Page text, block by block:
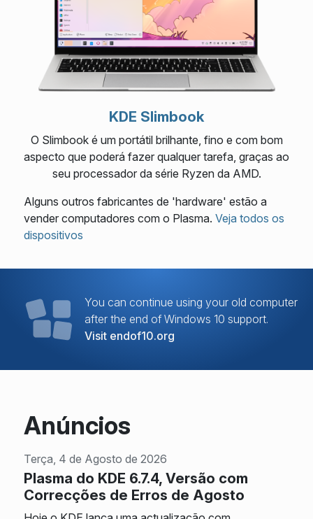
KDE Slimbook
O Slimbook é um portátil brilhante, fino e com bom
aspecto que poderá fazer qualquer tarefa, graças ao
seu processador da série Ryzen da AMD.
Alguns outros fabricantes de 'hardware' estão a
vender computadores com o Plasma. Veja todos os
dispositivos
You can continue using your old computer
after the end of Windows 10 support.
Visit endof10.org
Anúncios
Terça, 4 de Agosto de 2026
Plasma do KDE 6.7.4, Versão com
Correcções de Erros de Agosto